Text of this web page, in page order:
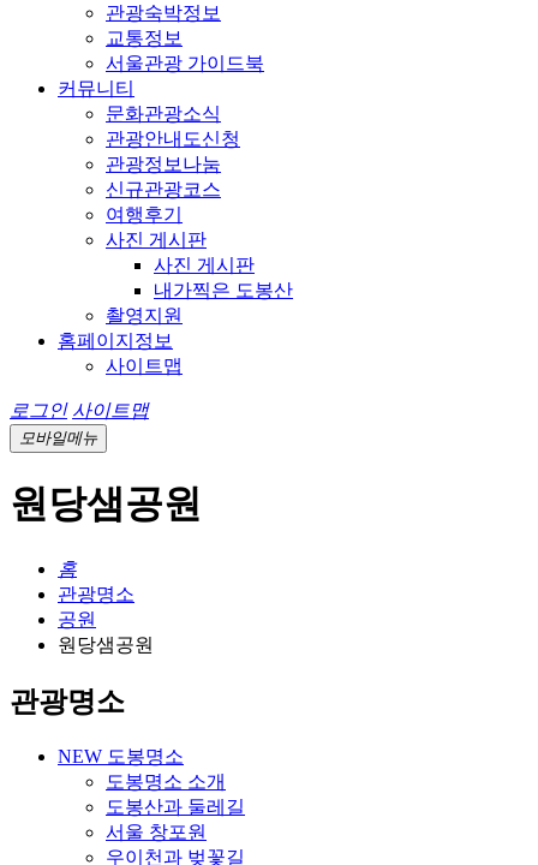
관광숙박정보
교통정보
서울관광 가이드북
커뮤니티
문화관광소식
관광안내도신청
관광정보나눔
신규관광코스
여행후기
사진 게시판
사진 게시판
내가찍은 도봉산
촬영지원
홈페이지정보
사이트맵
로그인 사이트맵
모바일메뉴
원당샘공원
홈
관광명소
공원
원당샘공원
관광명소
NEW 도봉명소
도봉명소 소개
도봉산과 둘레길
서울 창포원
우이천과 벚꽃길